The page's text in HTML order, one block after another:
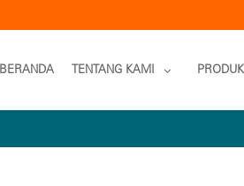
BERANDA TENTANG KAMI PRODUK